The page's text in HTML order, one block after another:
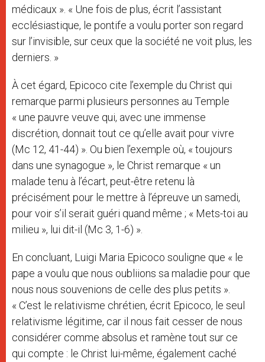
médicaux ». « Une fois de plus, écrit l’assistant
ecclésiastique, le pontife a voulu porter son regard
sur l’invisible, sur ceux que la société ne voit plus, les
derniers. »
À cet égard, Epicoco cite l’exemple du Christ qui
remarque parmi plusieurs personnes au Temple
« une pauvre veuve qui, avec une immense
discrétion, donnait tout ce qu’elle avait pour vivre
(Mc 12, 41-44) ». Ou bien l’exemple où, « toujours
dans une synagogue », le Christ remarque « un
malade tenu à l’écart, peut-être retenu là
précisément pour le mettre à l’épreuve un samedi,
pour voir s’il serait guéri quand même ; « Mets-toi au
milieu », lui dit-il (Mc 3, 1-6) ».
En concluant, Luigi Maria Epicoco souligne que « le
pape a voulu que nous oubliions sa maladie pour que
nous nous souvenions de celle des plus petits ».
« C’est le relativisme chrétien, écrit Epicoco, le seul
relativisme légitime, car il nous fait cesser de nous
considérer comme absolus et ramène tout sur ce
qui compte : le Christ lui-même, également caché